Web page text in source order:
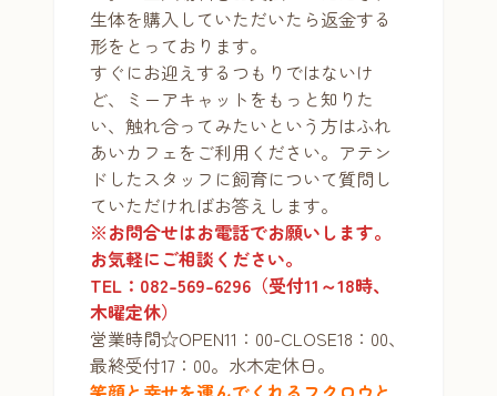
生体を購入していただいたら返金する
形をとっております。
すぐにお迎えするつもりではないけ
ど、ミーアキャットをもっと知りた
い、触れ合ってみたいという方はふれ
あいカフェをご利用ください。アテン
ドしたスタッフに飼育について質問し
ていただければお答えします。
※お問合せはお電話でお願いします。
お気軽にご相談ください。
TEL：082-569-6296（受付11～18時、
木曜定休）
営業時間☆OPEN11：00-CLOSE18：00、
最終受付17：00。水木定休日。